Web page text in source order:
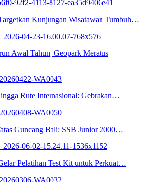
Kunjungan Wisatawan Tumbuh…
Awal Tahun, Geopark Meratus
Rute Internasional: Gebrakan…
Guncang Bali: SSB Junior 2000…
Pelatihan Test Kit untuk Perkuat…